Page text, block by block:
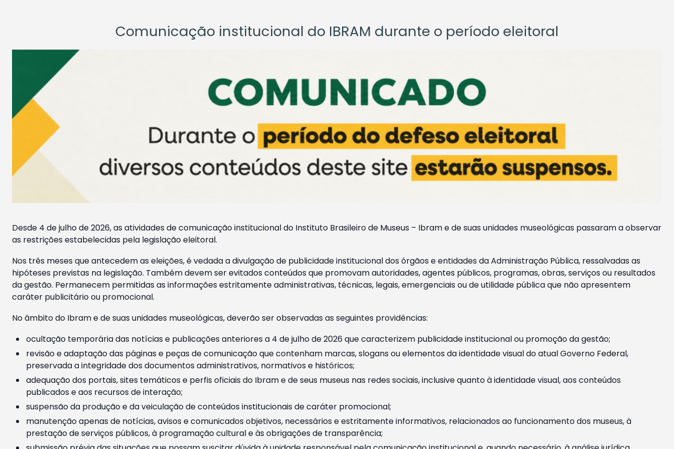
Comunicação institucional do IBRAM durante o período eleitoral
Desde 4 de julho de 2026, as atividades de comunicação institucional do Instituto Brasileiro de Museus – Ibram e de suas unidades museológicas passaram a observar
as restrições estabelecidas pela legislação eleitoral.
Nos três meses que antecedem as eleições, é vedada a divulgação de publicidade institucional dos órgãos e entidades da Administração Pública, ressalvadas as
hipóteses previstas na legislação. Também devem ser evitados conteúdos que promovam autoridades, agentes públicos, programas, obras, serviços ou resultados
da gestão. Permanecem permitidas as informações estritamente administrativas, técnicas, legais, emergenciais ou de utilidade pública que não apresentem
caráter publicitário ou promocional.
No âmbito do Ibram e de suas unidades museológicas, deverão ser observadas as seguintes providências:
ocultação temporária das notícias e publicações anteriores a 4 de julho de 2026 que caracterizem publicidade institucional ou promoção da gestão;
revisão e adaptação das páginas e peças de comunicação que contenham marcas, slogans ou elementos da identidade visual do atual Governo Federal,
preservada a integridade dos documentos administrativos, normativos e históricos;
adequação dos portais, sites temáticos e perfis oficiais do Ibram e de seus museus nas redes sociais, inclusive quanto à identidade visual, aos conteúdos
publicados e aos recursos de interação;
suspensão da produção e da veiculação de conteúdos institucionais de caráter promocional;
manutenção apenas de notícias, avisos e comunicados objetivos, necessários e estritamente informativos, relacionados ao funcionamento dos museus, à
prestação de serviços públicos, à programação cultural e às obrigações de transparência;